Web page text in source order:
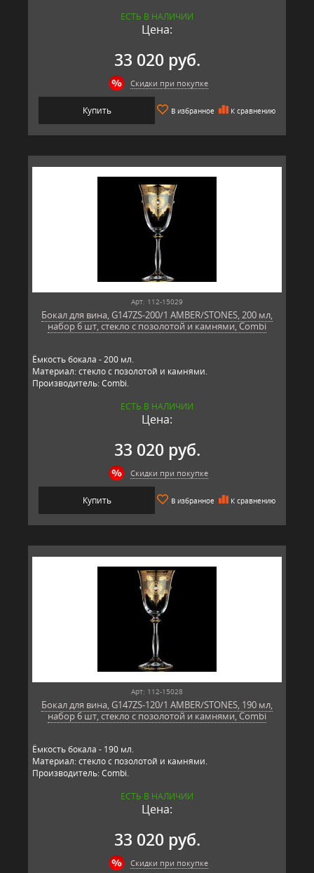
ЕСТЬ В НАЛИЧИИ
Цена:
33 020 руб.
Скидки при покупке
Купить В избранное К сравнению
Арт: 112-15029
Бокал для вина, G147ZS-200/1 AMBER/STONES, 200 мл,
набор 6 шт, стекло с позолотой и камнями, Combi
Ёмкость бокала - 200 мл.
Материал: стекло с позолотой и камнями.
Производитель: Combi.
ЕСТЬ В НАЛИЧИИ
Цена:
33 020 руб.
Скидки при покупке
Купить В избранное К сравнению
Арт: 112-15028
Бокал для вина, G147ZS-120/1 AMBER/STONES, 190 мл,
набор 6 шт, стекло с позолотой и камнями, Combi
Ёмкость бокала - 190 мл.
Материал: стекло с позолотой и камнями.
Производитель: Combi.
ЕСТЬ В НАЛИЧИИ
Цена:
33 020 руб.
Скидки при покупке